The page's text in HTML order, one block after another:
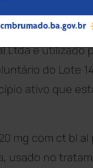
-
Ltda e utilizado
do Lote
ativo que
mg com ct bl al
usado no